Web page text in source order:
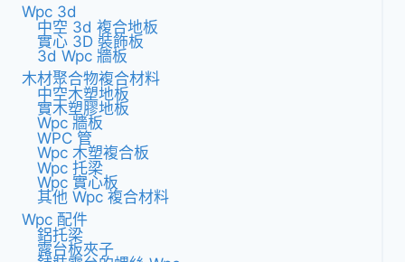
Wpc 3d
中空 3d 複合地板
實心 3D 裝飾板
3d Wpc 牆板
木材聚合物複合材料
中空木塑地板
實木塑膠地板
Wpc 牆板
WPC 管
Wpc 木塑複合板
Wpc 托梁
Wpc 實心板
其他 Wpc 複合材料
Wpc 配件
鋁托梁
露台板夾子